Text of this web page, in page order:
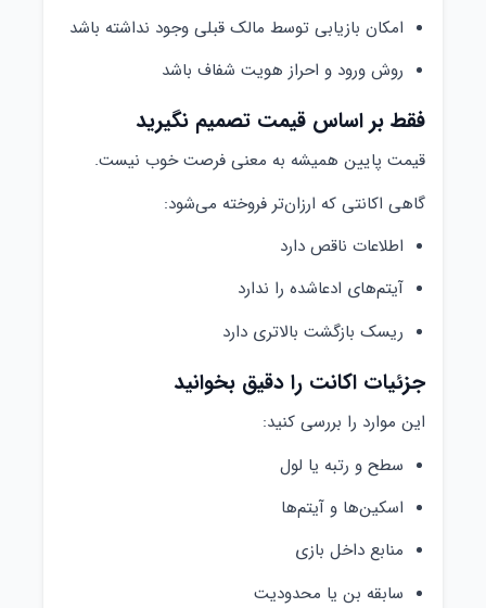
امکان بازیابی توسط مالک قبلی وجود نداشته باشد
روش ورود و احراز هویت شفاف باشد
فقط بر اساس قیمت تصمیم نگیرید
قیمت پایین همیشه به معنی فرصت خوب نیست.
گاهی اکانتی که ارزان‌تر فروخته می‌شود:
اطلاعات ناقص دارد
آیتم‌های ادعاشده را ندارد
ریسک بازگشت بالاتری دارد
جزئیات اکانت را دقیق بخوانید
این موارد را بررسی کنید:
سطح و رتبه یا لول
اسکین‌ها و آیتم‌ها
منابع داخل بازی
سابقه بن یا محدودیت